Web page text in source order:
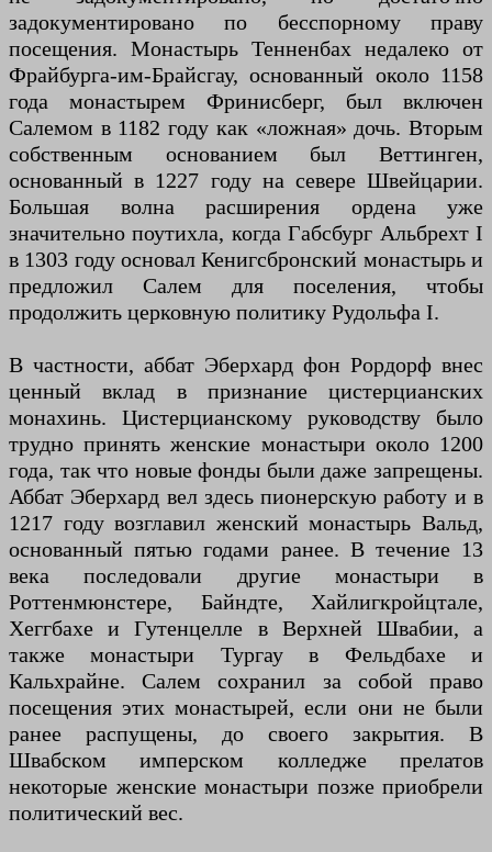
задокументировано по бесспорному праву
посещения. Монастырь Тенненбах недалеко от
Фрайбурга-им-Брайсгау, основанный около 1158
года монастырем Фринисберг, был включен
Салемом в 1182 году как «ложная» дочь. Вторым
собственным основанием был Веттинген,
основанный в 1227 году на севере Швейцарии.
Большая волна расширения ордена уже
значительно поутихла, когда Габсбург Альбрехт I
в 1303 году основал Кенигсбронский монастырь и
предложил Салем для поселения, чтобы
продолжить церковную политику Рудольфа I.
В частности, аббат Эберхард фон Рордорф внес
ценный вклад в признание цистерцианских
монахинь. Цистерцианскому руководству было
трудно принять женские монастыри около 1200
года, так что новые фонды были даже запрещены.
Аббат Эберхард вел здесь пионерскую работу и в
1217 году возглавил женский монастырь Вальд,
основанный пятью годами ранее. В течение 13
века последовали другие монастыри в
Роттенмюнстере, Байндте, Хайлигкройцтале,
Хеггбахе и Гутенцелле в Верхней Швабии, а
также монастыри Тургау в Фельдбахе и
Кальхрайне. Салем сохранил за собой право
посещения этих монастырей, если они не были
ранее распущены, до своего закрытия. В
Швабском имперском колледже прелатов
некоторые женские монастыри позже приобрели
политический вес.